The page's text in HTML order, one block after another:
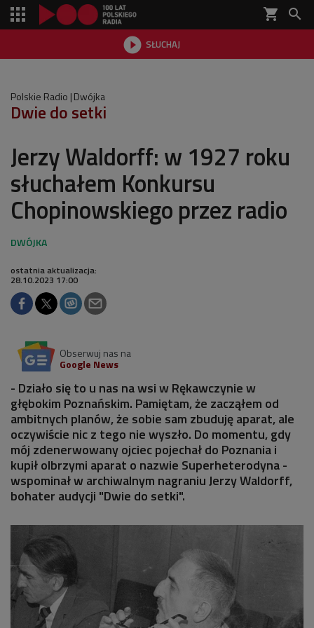
shopping_cart 
 SŁUCHAJ

Polskie Radio Dwójka
Dwie do setki
Jerzy Waldorff: w 1927 roku
słuchałem Konkursu
Chopinowskiego przez radio
ostatnia aktualizacja:
28.10.2023 17:00
Obserwuj nas na
Google News
- Działo się to u nas na wsi w Rękawczynie w
głębokim Poznańskim. Pamiętam, że zacząłem od
ambitnych planów, że sobie sam zbuduję aparat, ale
oczywiście nic z tego nie wyszło. Do momentu, gdy
mój zdenerwowany ojciec pojechał do Poznania i
kupił olbrzymi aparat o nazwie Superheterodyna -
wspominał w archiwalnym nagraniu Jerzy Waldorff,
bohater audycji "Dwie do setki".